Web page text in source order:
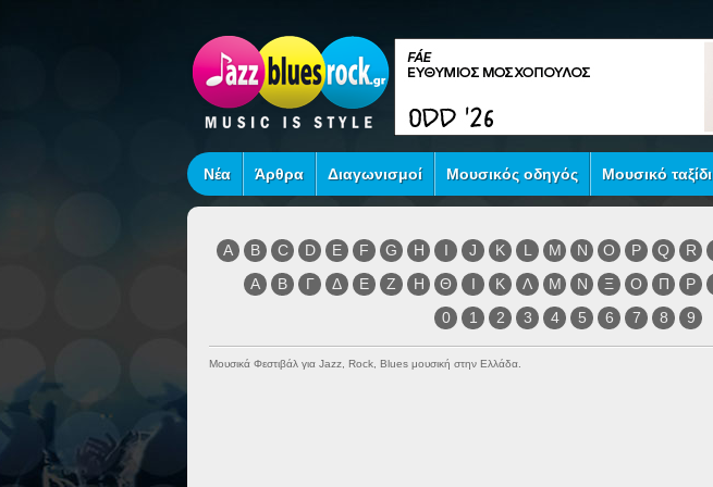
Νέα Άρθρα Διαγωνισμοί Μουσικός οδηγός Μουσικό ταξίδι
A B C D E F G H I J K L M N O P Q R
Α
Β Γ Δ Ε Ζ Η Θ Ι Κ Λ Μ Ν Ξ Ο Π Ρ
0
1 2 3 4 5 6 7 8 9
Μουσικά Φεστιβάλ για Jazz, Rock, Blues μουσική στην Ελλάδα.